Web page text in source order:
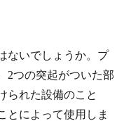
ないでしょうか。プ
2つの突起がついた部
られた設備のこと
とによって使用しま